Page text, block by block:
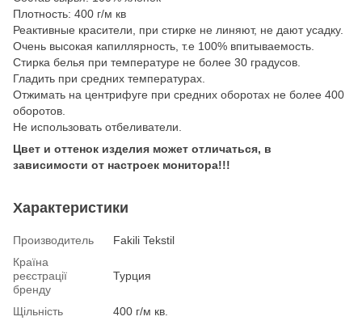
Плотность: 400 г/м кв
Реактивные красители, при стирке не линяют, не дают усадку.
Очень высокая капиллярность, т.е 100% впитываемость.
Стирка белья при температуре не более 30 градусов.
Гладить при средних температурах.
Отжимать на центрифуге при средних оборотах не более 400
оборотов.
Не использовать отбеливатели.
Цвет и оттенок изделия может отличаться, в
зависимости от настроек монитора!!!
Характеристики
Производитель
Fakili Tekstil
Країна
реєстрації
бренду
Турция
Щільність
400 г/м кв.